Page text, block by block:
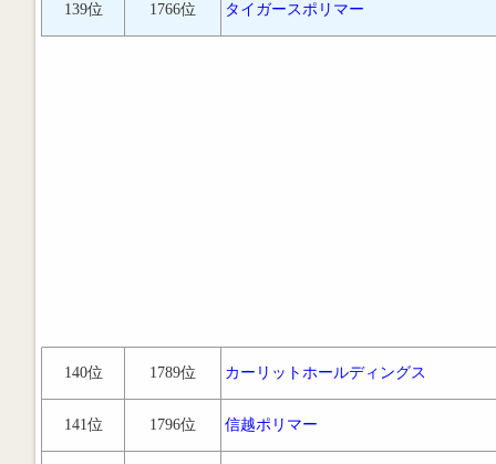
139位 1766位 タイガースポリマー
140位 1789位 カーリットホールディングス
141位 1796位 信越ポリマー